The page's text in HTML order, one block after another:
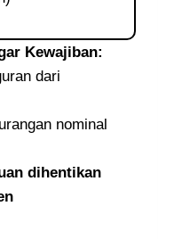
Kewajiban:
dari
nominal
dihentikan